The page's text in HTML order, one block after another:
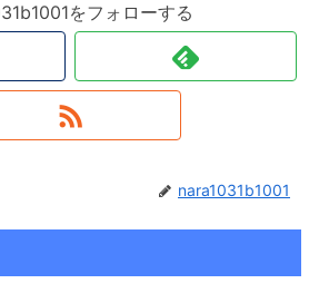
をフォローする
nara1031b1001